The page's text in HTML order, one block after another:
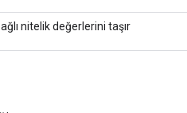
nitelik değerlerini taşır